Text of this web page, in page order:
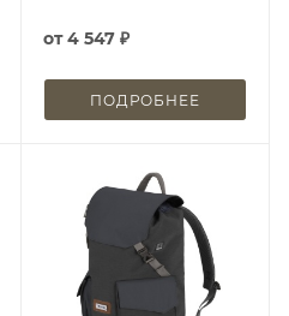
от4 547 ₽
ПОДРОБНЕЕ